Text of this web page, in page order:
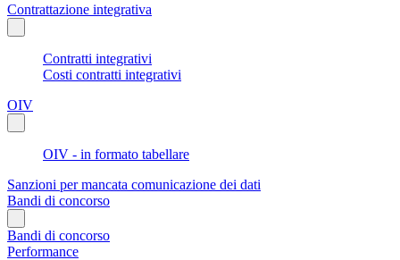
Contrattazione integrativa
Contratti integrativi
Costi contratti integrativi
OIV
OIV - in formato tabellare
Sanzioni per mancata comunicazione dei dati
Bandi di concorso
Bandi di concorso
Performance